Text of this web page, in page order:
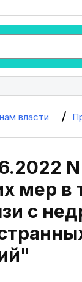
власти
мер в
с